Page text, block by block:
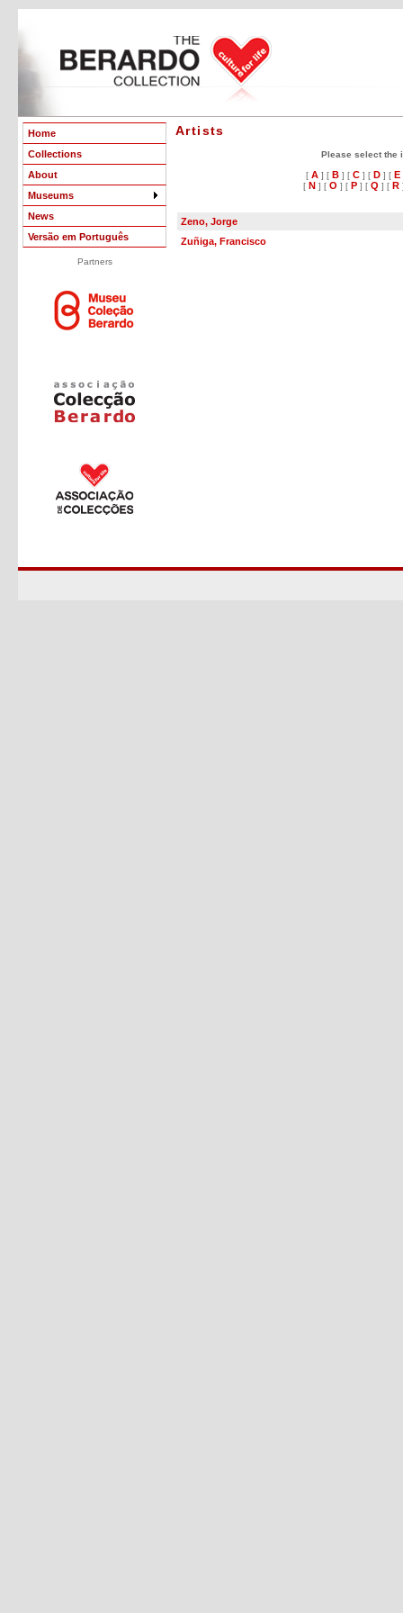
Home
Collections
About
Museums
News
Versão em Português
Partners
Artists
Please select the
[ A] [ B] [ C] [ D] [ E
[ N ] [ O ] [ P ] [ Q ] [ R
Zeno, Jorge
Zuñiga, Francisco